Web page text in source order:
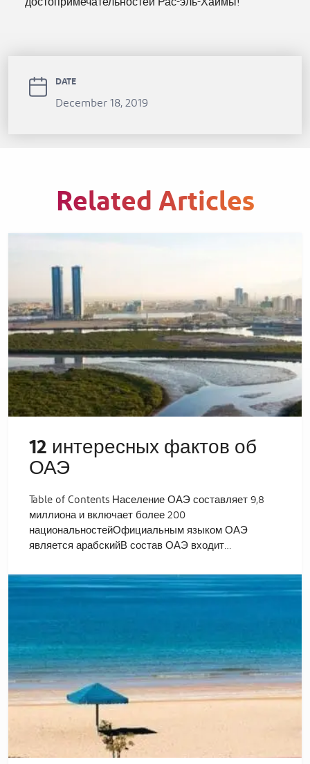
DATE
December 18, 2019
Related Articles
12 интересных фактов об
ОАЭ
Table of Contents Население ОАЭ составляет 9,8
миллиона и включает более 200
национальностейОфициальным языком ОАЭ
является арабскийВ состав ОАЭ входит…